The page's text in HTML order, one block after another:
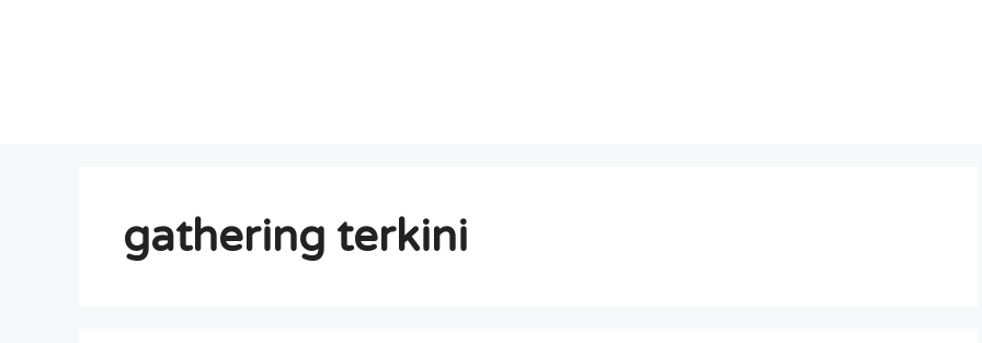
gathering terkini